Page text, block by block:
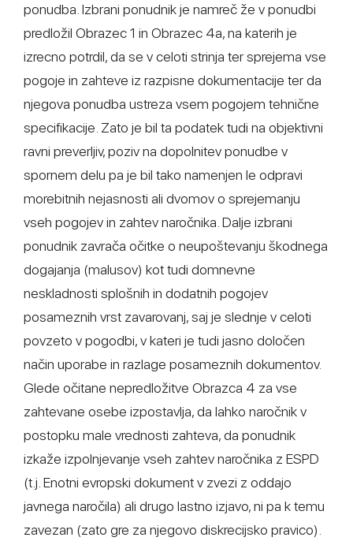
ponudba. Izbrani ponudnik je namreč že v ponudbi
predložil Obrazec 1 in Obrazec 4a, na katerih je
izrecno potrdil, da se v celoti strinja ter sprejema vse
pogoje in zahteve iz razpisne dokumentacije ter da
njegova ponudba ustreza vsem pogojem tehnične
specifikacije. Zato je bil ta podatek tudi na objektivni
ravni preverljiv, poziv na dopolnitev ponudbe v
spornem delu pa je bil tako namenjen le odpravi
morebitnih nejasnosti ali dvomov o sprejemanju
vseh pogojev in zahtev naročnika. Dalje izbrani
ponudnik zavrača očitke o neupoštevanju škodnega
dogajanja (malusov) kot tudi domnevne
neskladnosti splošnih in dodatnih pogojev
posameznih vrst zavarovanj, saj je slednje v celoti
povzeto v pogodbi, v kateri je tudi jasno določen
način uporabe in razlage posameznih dokumentov.
Glede očitane nepredložitve Obrazca 4 za vse
zahtevane osebe izpostavlja, da lahko naročnik v
postopku male vrednosti zahteva, da ponudnik
izkaže izpolnjevanje vseh zahtev naročnika z ESPD
(t.j. Enotni evropski dokument v zvezi z oddajo
javnega naročila) ali drugo lastno izjavo, ni pa k temu
zavezan (zato gre za njegovo diskrecijsko pravico).